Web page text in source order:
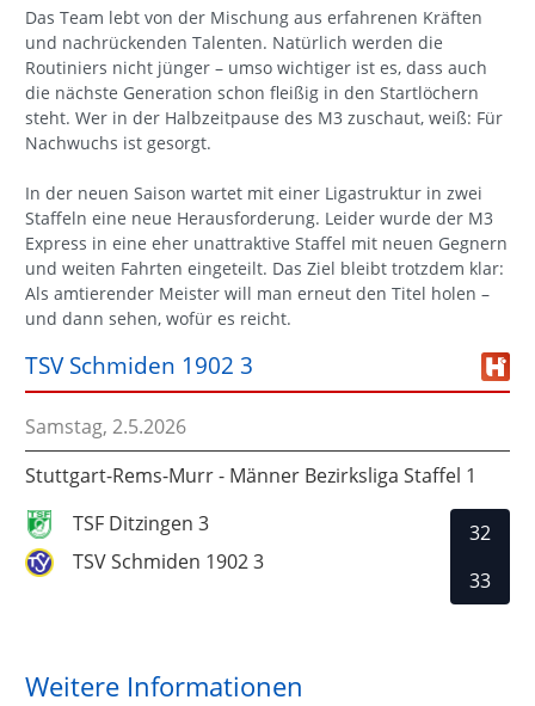
Das Team lebt von der Mischung aus erfahrenen Kräften
und nachrückenden Talenten. Natürlich werden die
Routiniers nicht jünger – umso wichtiger ist es, dass auch
die nächste Generation schon fleißig in den Startlöchern
steht. Wer in der Halbzeitpause des M3 zuschaut, weiß: Für
Nachwuchs ist gesorgt.
In der neuen Saison wartet mit einer Ligastruktur in zwei
Staffeln eine neue Herausforderung. Leider wurde der M3
Express in eine eher unattraktive Staffel mit neuen Gegnern
und weiten Fahrten eingeteilt. Das Ziel bleibt trotzdem klar:
Als amtierender Meister will man erneut den Titel holen –
und dann sehen, wofür es reicht.
TSV Schmiden 1902 3
Samstag, 2.5.2026
Stuttgart-Rems-Murr - Männer Bezirksliga Staffel 1
TSF Ditzingen 3
TSV Schmiden 1902 3
32
33
Weitere Informationen